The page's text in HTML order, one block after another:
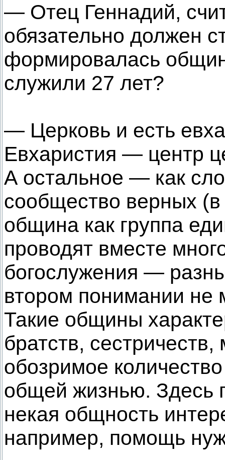
— Отец Геннадий,
обязательно должен
формировалась
служили 27 лет?
— Церковь и есть
Евхаристия — центр
А остальное — как
сообщество верных
община как группа
проводят вместе
богослужения —
втором понимании не
Такие общины
братств,
обозримое
общей жизнью. Здесь
некая общность
например, помощь